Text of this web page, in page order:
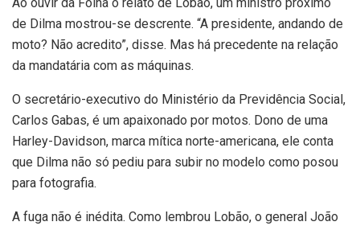
de Dilma mostrou-se descrente. “A presidente, andando de
moto? Não acredito”, disse. Mas há precedente na relação
da mandatária com as máquinas.
O secretário-executivo do Ministério da Previdência Social,
Carlos Gabas, é um apaixonado por motos. Dono de uma
Harley-Davidson, marca mítica norte-americana, ele conta
que Dilma não só pediu para subir no modelo como posou
para fotografia.
A fuga não é inédita. Como lembrou Lobão, o general João